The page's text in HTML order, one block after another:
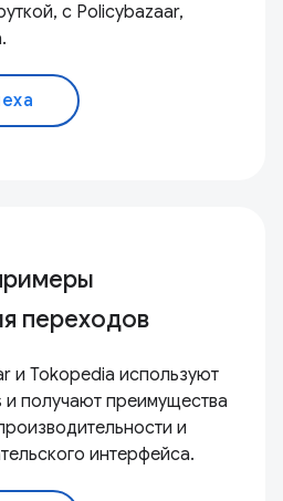
с Policybazaar,
переходов
и Tokopedia используют
и получают преимущества
и
интерфейса.